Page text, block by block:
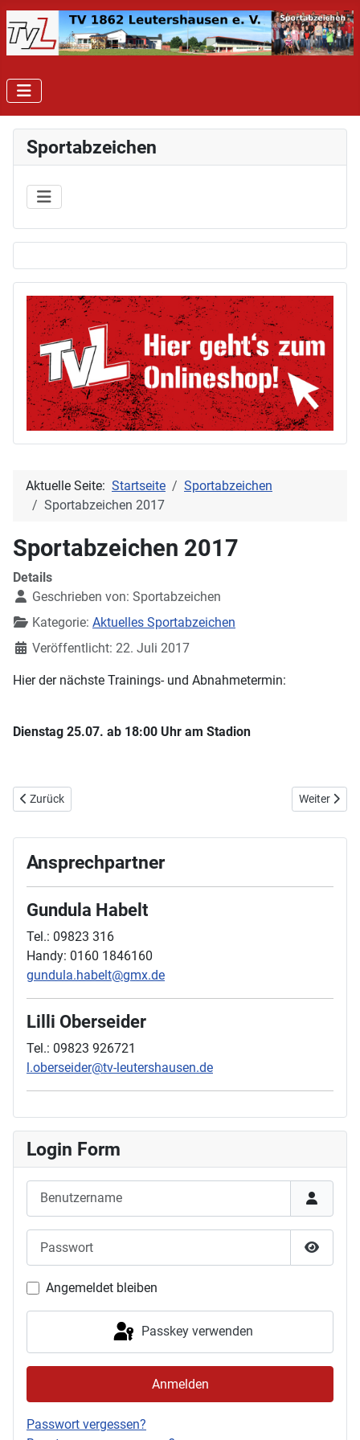
Sportabzeichen
Aktuelle Seite: Startseite
Sportabzeichen
Sportabzeichen 2017
Sportabzeichen 2017
Details
Geschrieben von: Sportabzeichen
Kategorie: Aktuelles Sportabzeichen
Veröffentlicht: 22. Juli 2017
Hier der nächste Trainings- und Abnahmetermin:
Dienstag 25.07. ab 18:00 Uhr am Stadion
Vorheriger Beitrag: Sportabzeichenabnahme beim TVL
Zurück Nächster
Weiter
Ansprechpartner
Gundula Habelt
Tel.: 09823 316
Handy: 0160 1846160
gundula.habelt@gmx.de
Lilli Oberseider
Tel.: 09823 926721
l.oberseider@tv-leutershausen.de
Login Form
Benutzername
Angemeldet bleiben
Passkey verwenden
Anmelden
Passwort vergessen?